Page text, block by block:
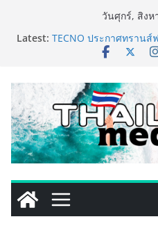
วันศุกร์, สิงห
Latest: TECNO ประกาศทราน
แฟชั่นไอเท็ม เสิร์ฟใหญ่
PIPPER STANDARD®
แห้งสัตว์เลี้ยง ชูนวัตกรร
เลียขนได้ ปลอดภัย ไร้ส
เริ่มแล้ว! อ.ต.ก.แฟร์ 4 ภ
ไทย สู่ใจกลางมหานคร”
คุณภาพจากทั่วไทย วันนี้
ททท. ประกาศความสำเ
5 ผนึก 9 พันธมิตร ขับเค
ราชปณิธาน สร้างคุณค่าก
เหิงลี่ แมนูแฟคเจอริ่ง เ
แห่งใหม่ในชลบุรี เดินห